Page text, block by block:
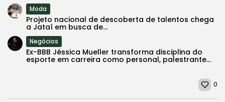
Moda
Projeto nacional de descoberta de talentos chega
a Jataí em busca de...
Negócios
Ex-BBB Jéssica Mueller transforma disciplina do
esporte em carreira como personal, palestrante...
0